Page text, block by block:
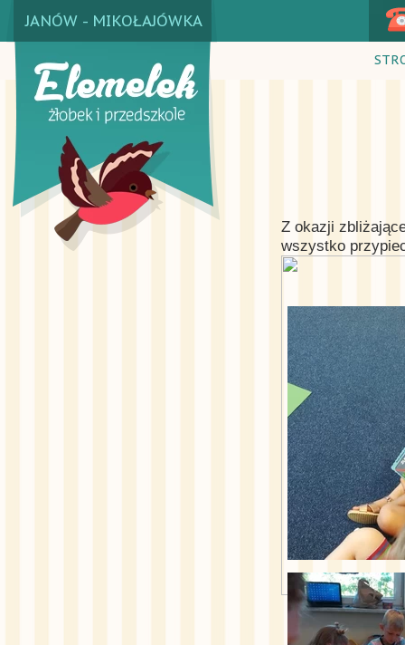
JANÓW - MIKOŁAJÓWKA
Z okazji
wszystko